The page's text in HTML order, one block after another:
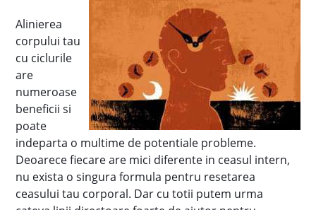
Alinierea
corpului tau
cu ciclurile
are
numeroase
beneficii si
poate
indeparta o multime de potentiale probleme.
Deoarece fiecare are mici diferente in ceasul intern,
nu exista o singura formula pentru resetarea
ceasului tau corporal. Dar cu totii putem urma